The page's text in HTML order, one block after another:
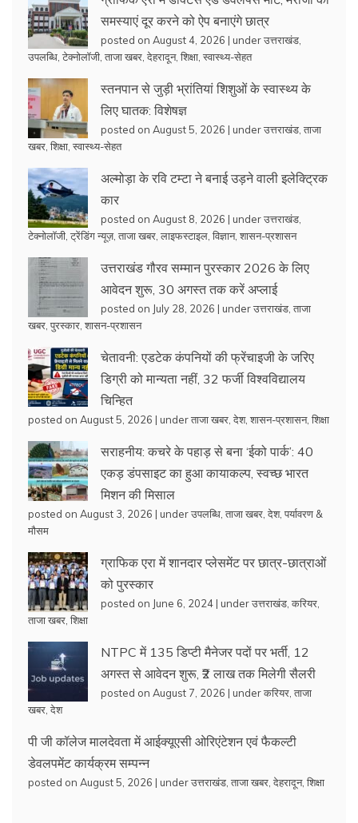
समस्याएं दूर करने को ऐप बनाएंगे छात्र
posted on August 4, 2026 | underउत्तराखंड
उपलब्धि टेक्नोलॉजी ताजा खबर देहरादून, शिक्षा स्वास्थ्य-सेहत
स्तनपान से जुड़ी भ्रांतियां शिशुओं के स्वास्थ्य के
लिए घातक: विशेषज्ञ
posted on August 5, 2026 | underउत्तराखंड ताजा
खबर शिक्षा स्वास्थ्य-सेहत
अल्मोड़ा के रवि टम्टा ने बनाई उड़ने वाली इलेक्ट्रिक
कार
posted on August 8, 2026 | underउत्तराखंड
टेक्नोलॉजी ट्रेंडिंग न्यूज़, ताजा खबर लाइफस्टाइल विज्ञान, शासन-प्रशासन
उत्तराखंड गौरव सम्मान पुरस्कार 2026 के लिए
आवेदन शुरू, 30 अगस्त तक करें अप्लाई
posted on July 28, 2026 | underउत्तराखंड ताजा
खबर पुरस्कार शासन-प्रशासन
चेतावनी: एडटेक कंपनियों की फ्रेंचाइजी के जरिए
डिग्री को मान्यता नहीं, 32 फर्जी विश्वविद्यालय
चिन्हित
posted on August 5, 2026 | underताजा खबर देश, शासन-प्रशासन, शिक्षा
सराहनीय: कचरे के पहाड़ से बना ‘ईको पार्क’: 40
एकड़ डंपसाइट का हुआ कायाकल्प, स्वच्छ भारत
मिशन की मिसाल
posted on August 3, 2026 | underउपलब्धि ताजा खबर देश, पर्यावरण &
मौसम
ग्राफिक एरा में शानदार प्लेसमेंट पर छात्र-छात्राओं
को पुरस्कार
posted on June 6, 2024 | underउत्तराखंड करियर
ताजा खबर शिक्षा
NTPC में 135 डिप्टी मैनेजर पदों पर भर्ती, 12
अगस्त से आवेदन शुरू, ₹2 लाख तक मिलेगी सैलरी
posted on August 7, 2026 | underकरियर ताजा
खबर देश
पी जी कॉलेज मालदेवता में आईक्यूएसी ओरिएंटेशन एवं फैकल्टी
डेवलपमेंट कार्यक्रम सम्पन्न
posted on August 5, 2026 | underउत्तराखंड ताजा खबर देहरादून, शिक्षा